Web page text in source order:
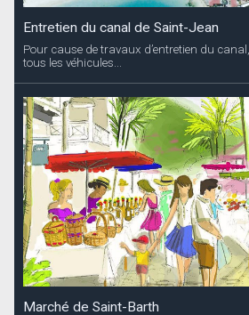
Entretien du canal de Saint-Jean
Pour cause de travaux d’entretien du
tous les véhicules...
Marché de Saint-Barth